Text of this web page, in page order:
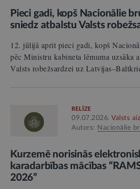
Pieci gadi, kopš Nacionālie
sniedz atbalstu Valsts
12. jūlijā aprit pieci gadi, kopš
pēc Ministru kabineta lēmuma uzsāka
Valsts robežsardzei uz
RELĪZE
09.07.2026. Valsts
Autors: Nacionālie
Kurzemē norisinās
karadarbības mācības
2026”